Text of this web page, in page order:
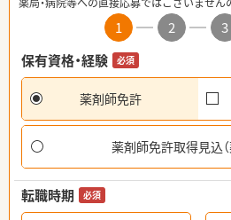
1 2 3
保有資格・経験
必須
薬剤師免許
薬剤師免許取得見込（
転職時期 必須